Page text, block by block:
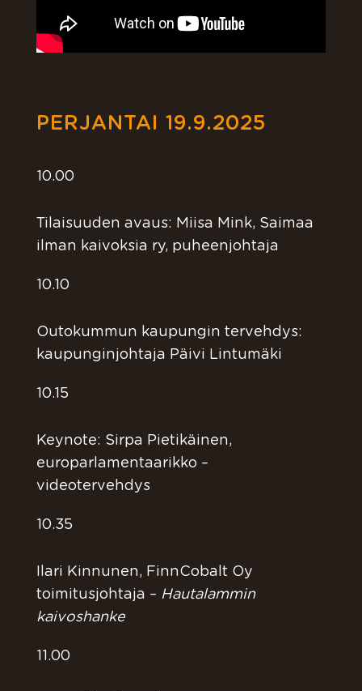
PERJANTAI 19.9.2025
10.00
Tilaisuuden avaus: Miisa Mink, Saimaa
ilman kaivoksia ry, puheenjohtaja
10.10
Outokummun kaupungin tervehdys:
kaupunginjohtaja Päivi Lintumäki
10.15
Keynote: Sirpa Pietikäinen,
europarlamentaarikko –
videotervehdys
10.35
Ilari Kinnunen, FinnCobalt Oy
toimitusjohtaja – Hautalammin
kaivoshanke
11.00